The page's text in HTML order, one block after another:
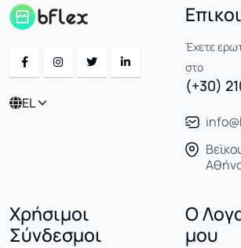
EL
Έχετε
στο
(+30)
Χρήσιμοι
Σύνδεσμοι
Ο
μου